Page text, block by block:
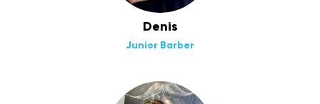
Denis
Junior Barber